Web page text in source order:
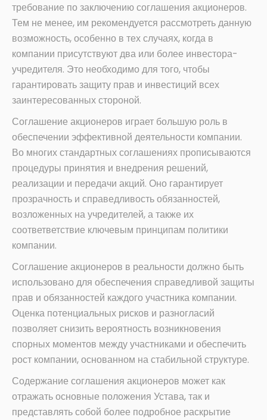
требование по заключению соглашения акционеров.
Тем не менее, им рекомендуется рассмотреть данную
возможность, особенно в тех случаях, когда в
компании присутствуют два или более инвестора-
учредителя. Это необходимо для того, чтобы
гарантировать защиту прав и инвестиций всех
заинтересованных стороной.
Соглашение акционеров играет большую роль в
обеспечении эффективной деятельности компании.
Во многих стандартных соглашениях прописываются
процедуры принятия и внедрения решений,
реализации и передачи акций. Оно гарантирует
прозрачность и справедливость обязанностей,
возложенных на учредителей, а также их
соответветствие ключевым принципам политики
компании.
Соглашение акционеров в реальности должно быть
использовано для обеспечения справедливой защиты
прав и обязанностей каждого участника компании.
Оценка потенциальных рисков и разногласий
позволяет снизить вероятность возникновения
спорных моментов между участниками и обеспечить
рост компании, основанном на стабильной структуре.
Содержание соглашения акционеров может как
отражать основные положения Устава, так и
представлять собой более подробное раскрытие